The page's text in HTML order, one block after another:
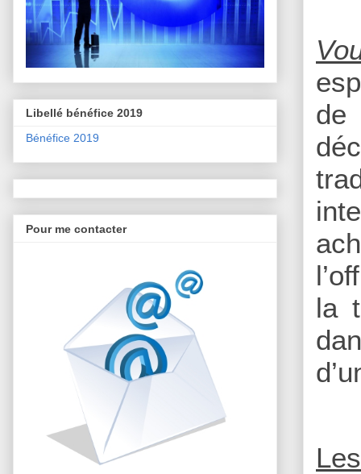
de
la
Libellé bénéfice 2019
Bénéfice 2019
Pour me contacter